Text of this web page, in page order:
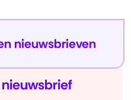
nieuwsbrieven